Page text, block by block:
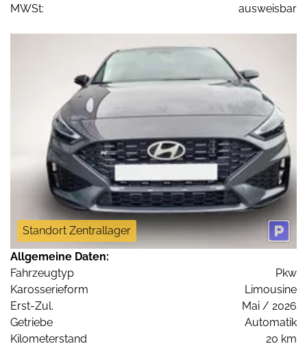
MWSt:
ausweisbar
Standort Zentrallager
Allgemeine Daten:
Fahrzeugtyp
Pkw
Karosserieform
Limousine
Erst-Zul.
Mai / 2026
Getriebe
Automatik
Kilometerstand
20 km